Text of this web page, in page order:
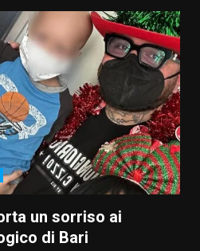
un sorriso ai
di Bari